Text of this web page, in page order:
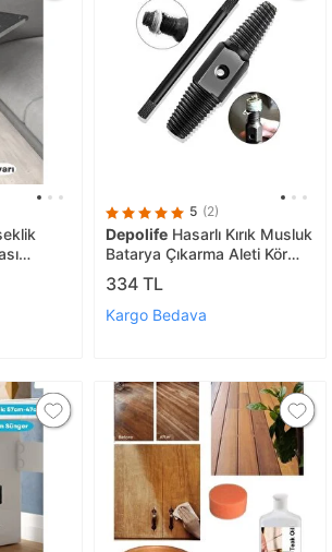
5 (2)
Depolife Hasarlı Kırık Musluk
Batarya Çıkarma Aleti Kör
Yuva Düzeltme Hazırlama
Aparatı Kollu Karbon Uç
334 TL
Kargo Bedava